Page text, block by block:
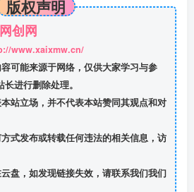
版权声明
创网
www.xaixmw.cn/
可能来源于网络，仅供大家学习与参
进行删除处理。
站立场，并不代表本站赞同其观点和对
式发布或转载任何违法的相关信息，访
盘，如发现链接失效，请联系我们我们